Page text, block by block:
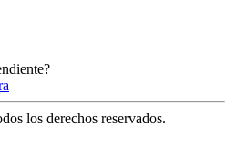
los derechos reservados.